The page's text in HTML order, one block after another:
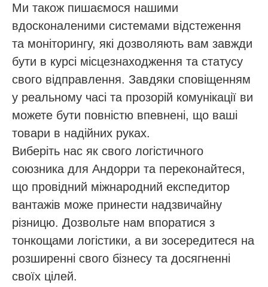
Ми також пишаємося нашими
вдосконаленими системами відстеження
та моніторингу, які дозволяють вам завжди
бути в курсі місцезнаходження та статусу
свого відправлення. Завдяки сповіщенням
у реальному часі та прозорій комунікації ви
можете бути повністю впевнені, що ваші
товари в надійних руках.
Виберіть нас як свого логістичного
союзника для Андорри та переконайтеся,
що провідний міжнародний експедитор
вантажів може принести надзвичайну
різницю. Дозвольте нам впоратися з
тонкощами логістики, а ви зосередитеся на
розширенні свого бізнесу та досягненні
своїх цілей.